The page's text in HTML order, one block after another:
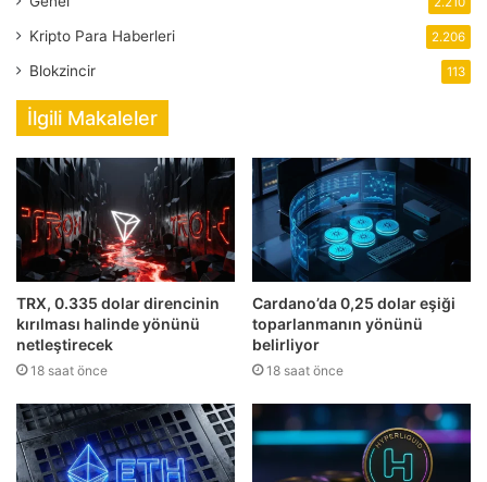
Kripto Para Haberleri 2.206
Blokzincir 113
İlgili Makaleler
TRX, 0.335 dolar direncinin
kırılması halinde yönünü
netleştirecek
18 saat önce
Cardano’da 0,25 dolar eşiği
toparlanmanın yönünü
belirliyor
18 saat önce